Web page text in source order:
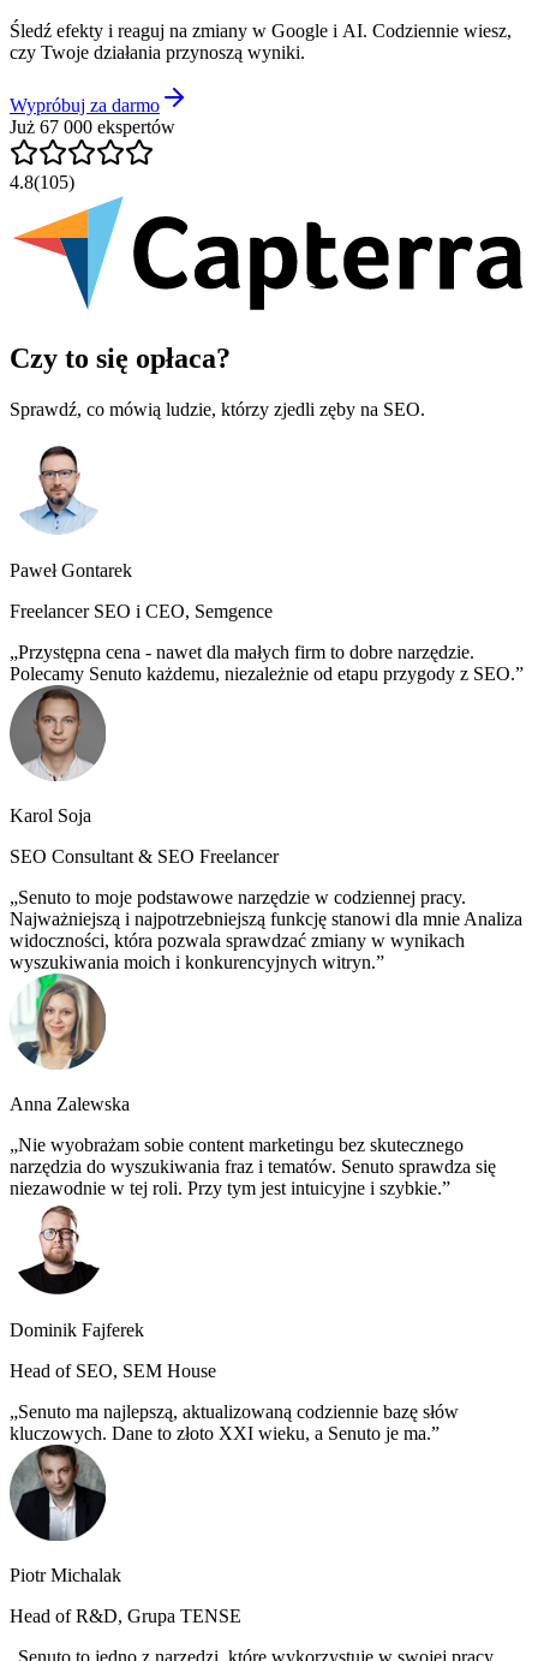
Śledź efekty i reaguj na zmiany w Google i AI. Codziennie wiesz,
czy Twoje działania przynoszą wyniki.
Wypróbuj za darmo
Już 67 000 ekspertów
4.8(105)
Czy to się opłaca?
Sprawdź, co mówią ludzie, którzy zjedli zęby na SEO.
Paweł Gontarek
Freelancer SEO i CEO, Semgence
Przystępna cena - nawet dla małych firm to dobre narzędzie.
Polecamy Senuto każdemu, niezależnie od etapu przygody z SEO.
Karol Soja
SEO Consultant & SEO Freelancer
Senuto to moje podstawowe narzędzie w codziennej pracy.
Najważniejszą i najpotrzebniejszą funkcję stanowi dla mnie Analiza
widoczności, która pozwala sprawdzać zmiany w wynikach
wyszukiwania moich i konkurencyjnych witryn.
Anna Zalewska
Nie wyobrażam sobie content marketingu bez skutecznego
narzędzia do wyszukiwania fraz i tematów. Senuto sprawdza się
niezawodnie w tej roli. Przy tym jest intuicyjne i szybkie.
Dominik Fajferek
Head of SEO, SEM House
Senuto ma najlepszą, aktualizowaną codziennie bazę słów
kluczowych. Dane to złoto XXI wieku, a Senuto je ma.
Piotr Michalak
Head of R&D, Grupa TENSE
Senuto to jedno z narzędzi, które wykorzystuję w swojej pracy